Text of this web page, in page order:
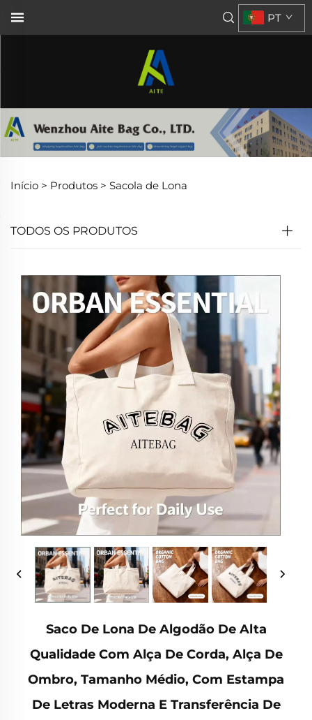
PT
Início > Produtos > Sacola de Lona
TODOS OS PRODUTOS
Saco De Lona De Algodão De Alta
Qualidade Com Alça De Corda, Alça De
Ombro, Tamanho Médio, Com Estampa
De Letras Moderna E Transferência De